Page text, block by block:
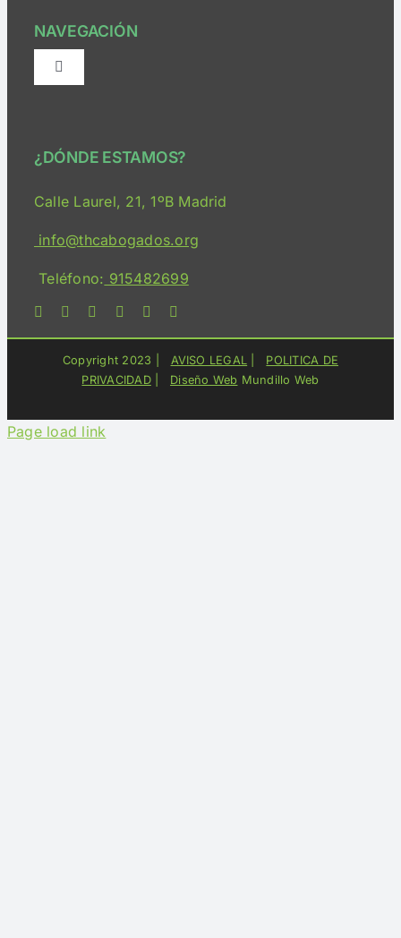
NAVEGACIÓN
Alternar
Servicios
Bloguimary
¿DÓNDE ESTAMOS?
Calle Laurel, 21, 1ºB Madrid
info@thcabogados.org
Teléfono: 915482699
Copyright 2023 | AVISO LEGAL
POLITICA DE
PRIVACIDAD| Diseño Web Mundillo Web
Page load link